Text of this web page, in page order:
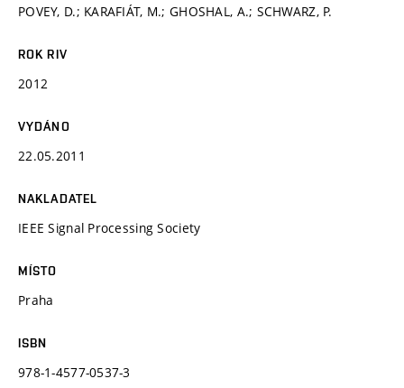
POVEY, D.; KARAFIÁT, M.; GHOSHAL, A.; SCHWARZ, P.
ROK RIV
2012
VYDÁNO
22.05.2011
NAKLADATEL
IEEE Signal Processing Society
MÍSTO
Praha
ISBN
978-1-4577-0537-3